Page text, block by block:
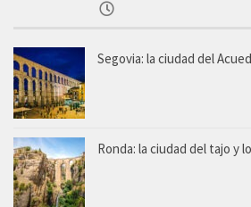
Segovia: la ciudad del
Ronda: la ciudad del tajo y